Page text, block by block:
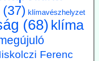
vállalkozásokat
is érvényben marad,
törvényt.
kb. annyit jelent, mint
idézett vezető is tisztában
(37) klímavészhelyzet
(68) klíma
Ferenc